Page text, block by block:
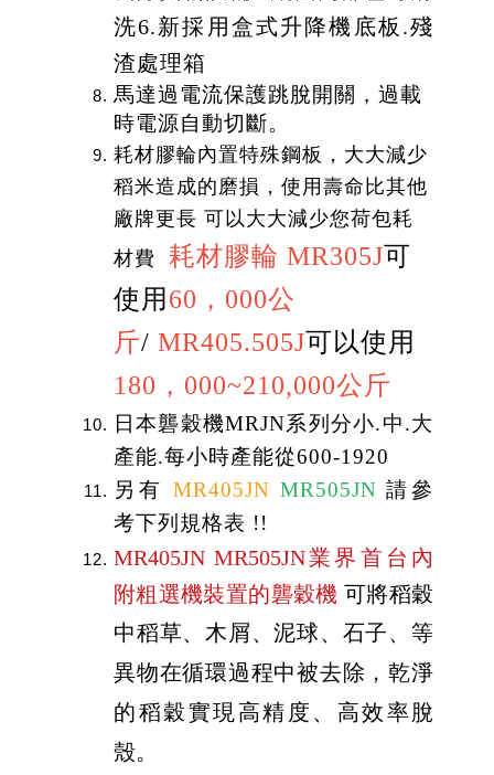
洗6.新採用盒式升降機底板.殘
渣處理箱
馬達過電流保護跳脫開關，過載
時電源自動切斷。
耗材膠輪內置特殊鋼板，大大減少
稻米造成的磨損，使用壽命比其他
廠牌更長 可以大大減少您荷包耗
材費
耗材膠輪 MR305J可
使用 60，000公
斤/ MR405.505J可以使用
180，000~210,000公斤
日本礱穀機MRJN系列分小.中.大
產能.每小時產能從600-1920
另有 MR405JN MR505JN 請參
考下列規格表 !!
MR405JN MR505JN業界首台內
附粗選機裝置的礱穀機 可將稻穀
中稻草、木屑、泥球、石子、等
異物在循環過程中被去除，乾淨
的稻穀實現高精度、高效率脫
殼。